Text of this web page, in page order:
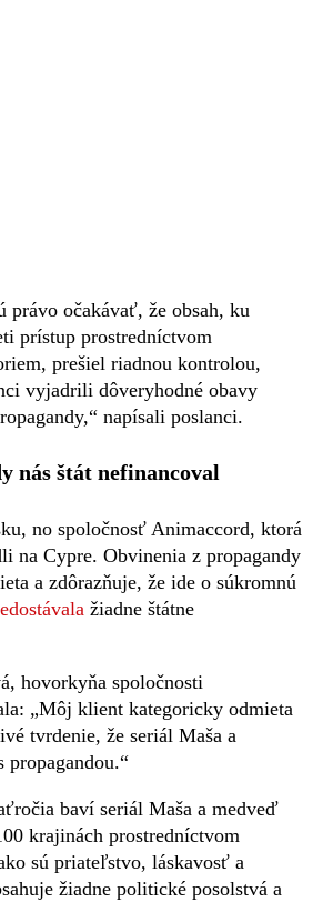
právo očakávať, že obsah, ku
prístup prostredníctvom
prešiel riadnou kontrolou,
vyjadrili dôveryhodné obavy
napísali poslanci.
nás štát nefinancoval
no spoločnosť Animaccord, ktorá
na Cypre. Obvinenia z propagandy
a zdôrazňuje, že ide o súkromnú
žiadne štátne
hovorkyňa spoločnosti
„Môj klient kategoricky odmieta
tvrdenie, že seriál Maša a
propagandou.“
baví seriál Maša a medveď
krajinách prostredníctvom
sú priateľstvo, láskavosť a
žiadne politické posolstvá a